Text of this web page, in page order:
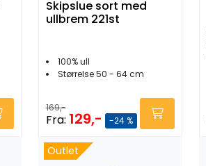
Skipslue sort med
ullbrem 221st
100% ull
Størrelse 50 - 64 cm
169,-
Fra: 129,- -24 %
Outlet